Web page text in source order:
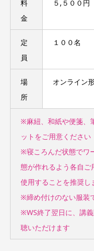
料
金
５,５００円
定
員
１００名
場
所
オンライン
※麻紐、和紙や便箋、
ットをご用意ください
※寝ころんだ状態でワ
態が作れるよう各自ご
使用することを推奨し
※締め付けのない服装
※WS終了翌日に、講
聴いただけます